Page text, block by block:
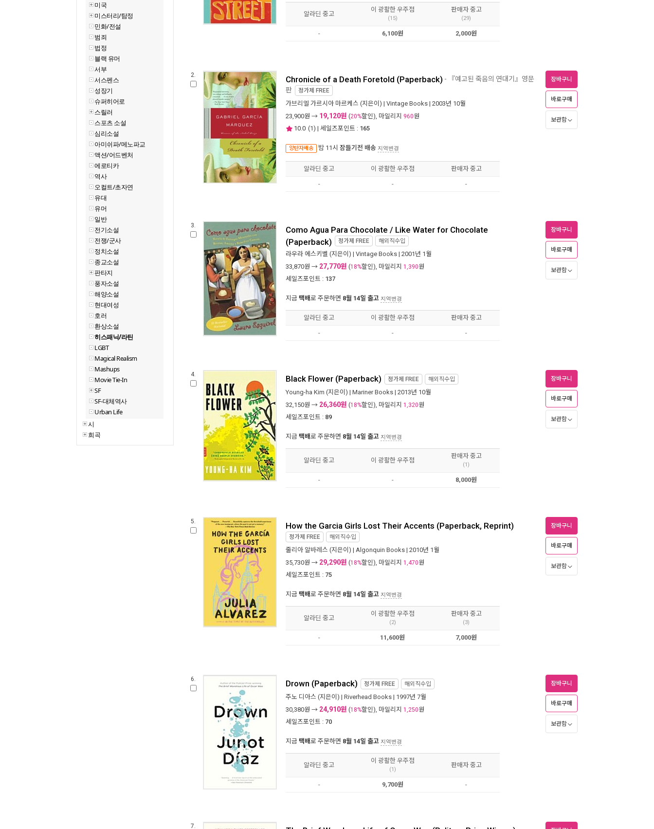
미국
미스터리/탐정
민화/전설
범죄
법정
블랙 유머
서부
서스펜스
성장기
슈퍼히어로
스릴러
스포츠 소설
심리소설
아미쉬파/메노파교
액션/어드벤처
에로티카
역사
오컬트/초자연
유대
유머
일반
전기소설
전쟁/군사
정치소설
종교소설
판타지
풍자소설
해양소설
현대여성
호러
환상소설
히스패닉/라틴
LGBT
Magical Realism
Mashups
Movie Tie-In
SF
SF-대체역사
Urban Life
시
희곡
알라딘 중고
이 광활한 우주점
(15)
판매자 중고
(29)
- 6,100원 2,000원
2. Chronicle of a Death Foretold (Paperback) - 『예고된 죽음의 연대기』영문
판 정가제 FREE
가브리엘 가르시아 마르케스 (지은이) | Vintage Books | 2003년 10월
23,900원 → 19,120원 (20%할인), 마일리지 960원
10.0 (1) | 세일즈포인트 : 165
양탄자배송 밤 11시 잠들기전 배송 지역변경
장바구니
바로구매
보관함
알라딘 중고 이 광활한 우주점 판매자 중고
- - -
3. Como Agua Para Chocolate / Like Water for Chocolate
(Paperback) 정가제 FREE 해외직수입
라우라 에스키벨 (지은이) | Vintage Books | 2001년 1월
33,870원 → 27,770원 (18%할인), 마일리지 1,390원
세일즈포인트 : 137
지금 택배로 주문하면 8월 14일 출고 지역변경
장바구니
바로구매
보관함
알라딘 중고 이 광활한 우주점 판매자 중고
- - -
4. Black Flower (Paperback) 정가제 FREE 해외직수입
Young-ha Kim (지은이) | Mariner Books | 2013년 10월
32,150원 → 26,360원 (18%할인), 마일리지 1,320원
세일즈포인트 : 89
지금 택배로 주문하면 8월 14일 출고 지역변경
장바구니
바로구매
보관함
알라딘 중고 이 광활한 우주점
판매자 중고
(1)
- - 8,000원
5. How the Garcia Girls Lost Their Accents (Paperback, Reprint)
정가제 FREE 해외직수입
줄리아 알바레스 (지은이) | Algonquin Books | 2010년 1월
35,730원 → 29,290원 (18%할인), 마일리지 1,470원
세일즈포인트 : 75
지금 택배로 주문하면 8월 14일 출고 지역변경
장바구니
바로구매
보관함
알라딘 중고
이 광활한 우주점
(2)
판매자 중고
(3)
- 11,600원 7,000원
6. Drown (Paperback) 정가제 FREE 해외직수입
주노 디아스 (지은이) | Riverhead Books | 1997년 7월
30,380원 → 24,910원 (18%할인), 마일리지 1,250원
세일즈포인트 : 70
지금 택배로 주문하면 8월 14일 출고 지역변경
장바구니
바로구매
보관함
알라딘 중고
이 광활한 우주점
(1)
판매자 중고
- 9,700원 -
7.